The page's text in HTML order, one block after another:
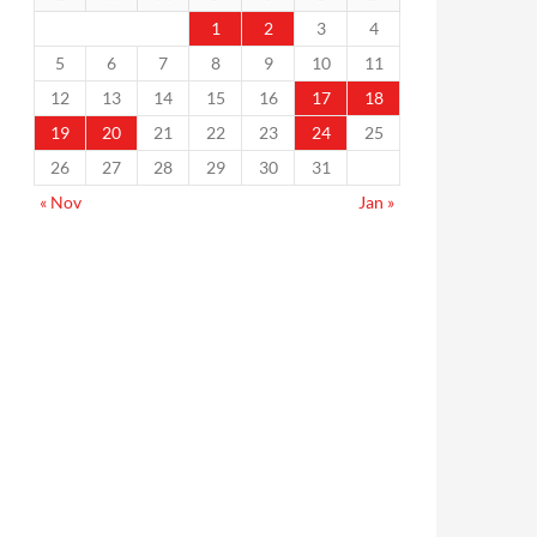
1
2 3
4
5
6 7 8 9 10
11
12
13 14 15 16 17
18
19
20 21 22 23 24
25
26
27 28 29 30
31
« Nov
Jan »